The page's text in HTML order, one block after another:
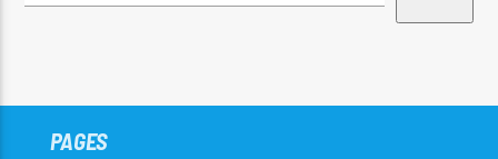
PAGES